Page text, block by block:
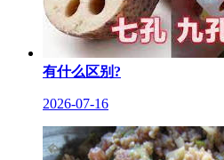
有什么区别?
2026-07-16